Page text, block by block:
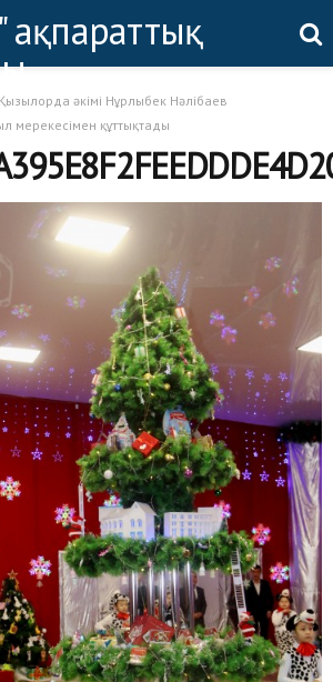
Қызылорда әкімі Нұрлыбек Нәлібаев
мерекесімен құттықтады